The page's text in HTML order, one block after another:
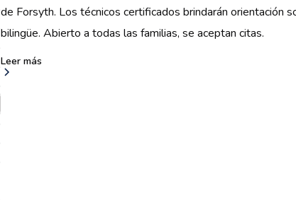
de Forsyth. Los técnicos certificados brindarán orientación
bilingüe. Abierto a todas las familias, se aceptan citas.
Leer más